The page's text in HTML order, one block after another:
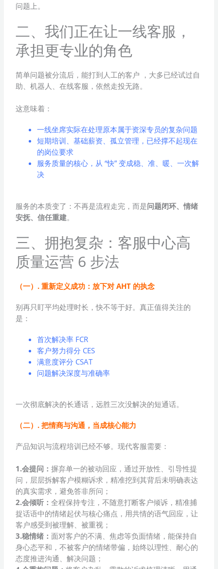
问题上。
二、我们正在让一线客服，
承担更专业的角色
简单问题被分流后，能打到人工的客户 ，大多已经试过自
助、机器人、在线客服，依然走投无路。
这意味着：
一线坐席实际在处理原本属于资深专员的复杂问题
短期培训、基础薪资、孤立管理，已经撑不起现在
的岗位要求
服务质量的核心，从 “快” 变成稳、准、暖、一次解
决
服务的本质变了：不再是流程走完，而是问题闭环、情绪
安抚、信任重建。
三、拥抱复杂：客服中心高
质量运营 6 步法
（一）. 重新定义成功：放下对 AHT 的执念
别再只盯平均处理时长，快不等于好。真正值得关注的
是：
首次解决率 FCR
客户努力得分 CES
满意度评分 CSAT
问题解决深度与准确率
一次彻底解决的长通话，远胜三次没解决的短通话。
（二）. 把情商与沟通，当成核心能力
产品知识与流程培训已经不够。现代客服需要：
1.会提问：摒弃单一的被动回应，通过开放性、引导性提
问，层层拆解客户模糊诉求，精准挖到其背后未明确表达
的真实需求，避免答非所问；
2.会倾听：全程保持专注，不随意打断客户倾诉，精准捕
捉话语中的情绪起伏与核心痛点，用共情的语气回应，让
客户感受到被理解、被重视；
3.稳情绪：面对客户的不满、焦虑等负面情绪，能保持自
身心态平和，不被客户的情绪带偏，始终以理性、耐心的
态度推进沟通、解决问题；